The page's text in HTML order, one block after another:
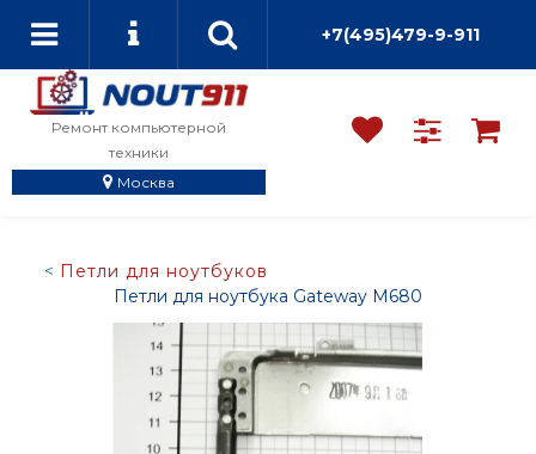
+7(495)479-9-911
Ремонт компьютерной
техники
Москва
Петли для ноутбуков
Петли для ноутбука Gateway M680